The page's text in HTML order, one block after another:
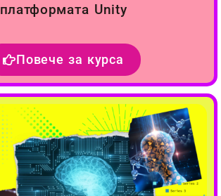
платформата Unity
Повече за курса